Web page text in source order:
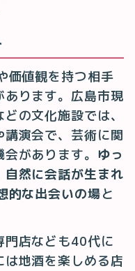
価値観を持つ相手
あります。広島市現
の文化施設では、
演会で、芸術に関
があります。 ゆっ
自然に会話が生まれ
的な出会いの場と
門店なども40代に
地酒を楽しめる店